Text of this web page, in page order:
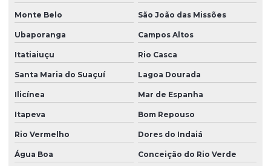
Monte Belo São João das Missões
Ubaporanga Campos Altos
Itatiaiuçu Rio Casca
Santa Maria do Suaçuí Lagoa Dourada
Ilicínea Mar de Espanha
Itapeva Bom Repouso
Rio Vermelho Dores do Indaiá
Água Boa Conceição do Rio Verde